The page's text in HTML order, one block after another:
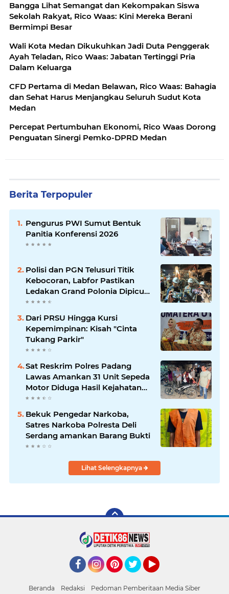
Bangga Lihat Semangat dan Kekompakan Siswa
Sekolah Rakyat, Rico Waas: Kini Mereka Berani
Bermimpi Besar
Wali Kota Medan Dikukuhkan Jadi Duta Penggerak
Ayah Teladan, Rico Waas: Jabatan Tertinggi Pria
Dalam Keluarga
CFD Pertama di Medan Belawan, Rico Waas: Bahagia
dan Sehat Harus Menjangkau Seluruh Sudut Kota
Medan
Percepat Pertumbuhan Ekonomi, Rico Waas Dorong
Penguatan Sinergi Pemko-DPRD Medan
Berita Terpopuler
Pengurus PWI Sumut Bentuk
Panitia Konferensi 2026
Polisi dan PGN Telusuri Titik
Kebocoran, Labfor Pastikan
Ledakan Grand Polonia Dipicu
Akumulasi Gas
Dari PRSU Hingga Kursi
Kepemimpinan: Kisah "Cinta
Tukang Parkir"
Sat Reskrim Polres Padang
Lawas Amankan 31 Unit Sepeda
Motor Diduga Hasil Kejahatan
dari Rumah Warga di Pasar
Latong
Bekuk Pengedar Narkoba,
Satres Narkoba Polresta Deli
Serdang amankan Barang Bukti
Lihat Selengkapnya
Beranda Redaksi Pedoman Pemberitaan Media Siber